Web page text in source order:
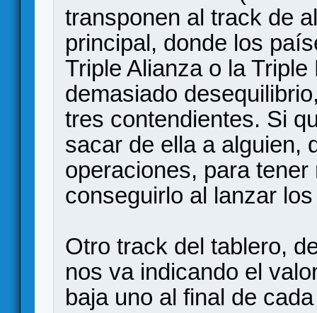
transponen al track de
principal, donde los
Triple Alianza o la
demasiado
tres contendientes. Si
sacar de ella a alguien,
operaciones, para
conseguirlo al lanzar
Otro track del tablero,
nos va indicando el
baja uno al final de